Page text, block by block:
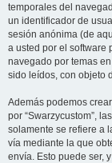
temporales del
un identificador de
sesión anónima (de
a usted por el software
navegado por temas
sido leídos, con objeto
Además podemos
por “Swarzycustom”,
solamente se refiere a
vía mediante la que
envía. Esto puede ser,